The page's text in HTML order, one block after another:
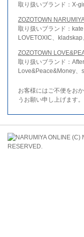
取り扱いブランド：X-
ZOZOTOWN
取り扱いブランド：
LOVETOXIC、
ZOZOTOWN
取り扱いブランド：
Love&Peace&Money、
お客様にはご不便をお
うお願い申し上げます。